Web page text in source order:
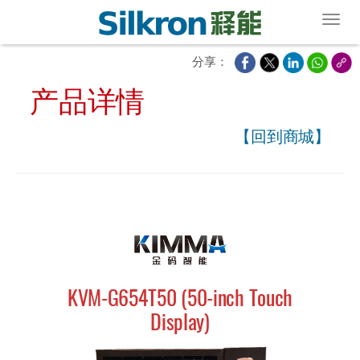
分享：
产品详情
【回到商城】
KVM-G654T50 (50-inch Touch
Display)